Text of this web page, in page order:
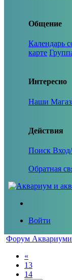
Общение
Календарь
карте
Интересно
Наши
Действия
Поиск
Обратная
Войти
Форум
«
13
14